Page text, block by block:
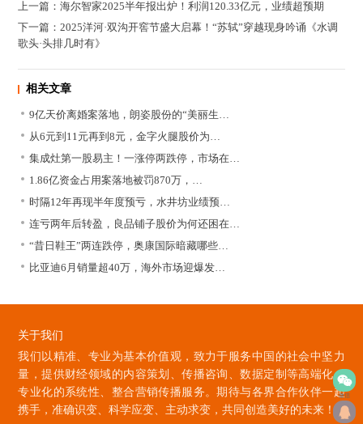
微信
上一篇：海尔智家2025半年报出炉！利润120.33亿元，业绩超预期
下一篇：2025洋河·双沟开窖节盛大启幕！“苏轼”穿越现身吟诵《水调
歌头·头排几时有》
相关文章
9亿天价离婚案落地，朗姿股份的“美丽生…
从6元到11元再到8元，金字火腿股价为…
集成灶第一股易主！一涨停两跌停，市场在…
1.86亿资金占用案落地被罚870万，…
时隔12年再现半年度预亏，水井坊业绩预…
连亏两年后转盈，良品铺子股价为何还困在…
“昔日鞋王”两连跌停，奥康国际暗藏哪些…
比亚迪6月销量超40万，海外市场迎爆发…
关于我们
我们以精准、专业为基本价值观，致力于服务中国的社会中坚力
量，提供财经领域的内容策划、传播咨询、数据定制等高端化、
专业化的系统性、整合营销传播服务。期待与各界合作伙伴一起
携手，准确识变、科学应变、主动求变，共同创造美好的未来！